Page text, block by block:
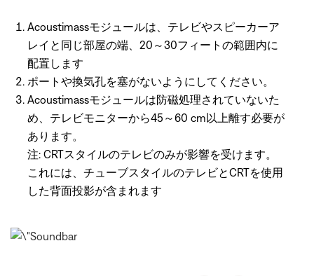
Acoustimassモジュールは、テレビやスピーカーア
レイと同じ部屋の端、20～30フィートの範囲内に
配置します
ポートや換気孔を塞がないようにしてください。
Acoustimassモジュールは防磁処理されていないた
め、テレビモニターから45～60 cm以上離す必要が
あります。
注: CRTスタイルのテレビのみが影響を受けます。
これには、チューブスタイルのテレビとCRTを使用
した背面投影が含まれます